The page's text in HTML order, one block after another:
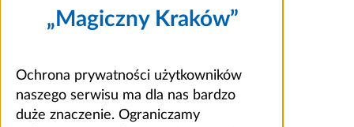
„Magiczny Kraków”
Ochrona prywatności użytkowników
naszego serwisu ma dla nas bardzo
duże znaczenie. Ograniczamy